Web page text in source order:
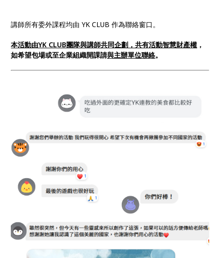
講師所有委外課程均由 YK CLUB 作為聯絡窗口。
本活動由YK CLUB團隊與講師共同企劃，共有活動智慧財產權 ，
如希望包場或至企業組織開課請與主辦單位聯絡。